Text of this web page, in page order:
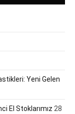
Yeni Gelen
El Stoklarımız 28